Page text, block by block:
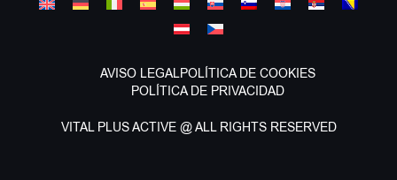
AVISO LEGALPOLÍTICA DE COOKIES
POLÍTICA DE PRIVACIDAD
VITAL PLUS ACTIVE @ ALL RIGHTS RESERVED